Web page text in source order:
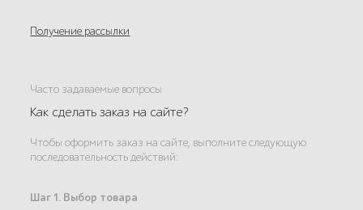
Получение рассылки
Часто задаваемые вопросы
Как сделать заказ на сайте?
Чтобы оформить заказ на сайте, выполните следующую
последовательность действий:
Шаг 1. Выбор товара